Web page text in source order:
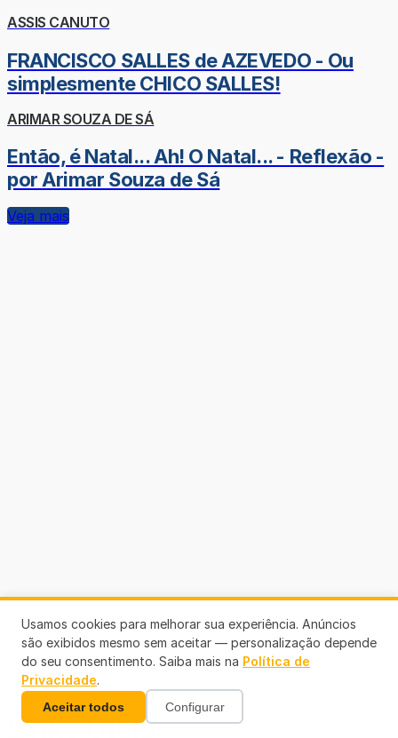
ASSIS CANUTO
FRANCISCO SALLES de AZEVEDO - Ou
simplesmente CHICO SALLES!
ARIMAR SOUZA DE SÁ
Então, é Natal... Ah! O Natal... - Reflexão -
por Arimar Souza de Sá
Veja mais
Links Úteis
Usamos cookies para melhorar sua experiência. Anúncios
são exibidos mesmo sem aceitar — personalização depende
do seu consentimento. Saiba mais na Política de
Privacidade.
Aceitar todos Configurar